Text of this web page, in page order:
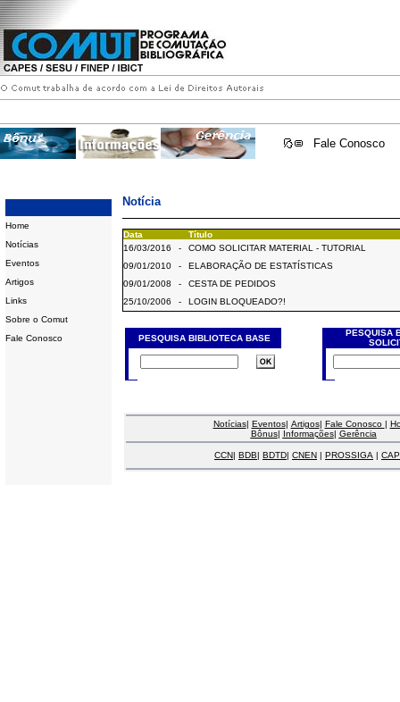
Fale Conosco
Home
Notícias
Eventos
Artigos
Links
Sobre o Comut
Fale Conosco
Notícia
Data
Título
16/03/2016
-
COMO SOLICITAR MATERIAL - TUTORIAL
09/01/2010
-
ELABORAÇÃO DE ESTATÍSTICAS
09/01/2008
-
CESTA DE PEDIDOS
25/10/2006
- LOGIN BLOQUEADO?!
PESQUISA BIBLIOTECA BASE
PESQUISA
Notícias| Eventos| Artigos| Fale Conosco |
Bônus| Informações| Gerência
CCN| BDB| BDTD| CNEN | PROSSIGA |